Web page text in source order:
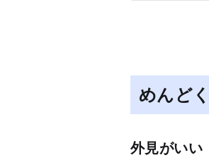
めんど
外見がいい